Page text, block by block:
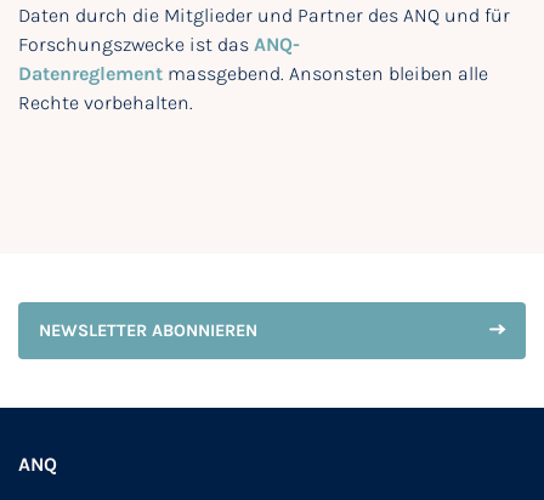
Daten durch die Mitglieder und Partner des ANQ und für
Forschungszwecke ist das ANQ-
Datenreglement massgebend. Ansonsten bleiben alle
Rechte vorbehalten.
NEWSLETTER ABONNIEREN
ANQ